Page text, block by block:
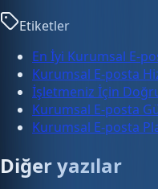
Etiketler
En İyi Kurumsal E-
Kurumsal E-posta
İşletmeniz İçin
Kurumsal E-posta
Kurumsal E-posta
Diğer yazılar